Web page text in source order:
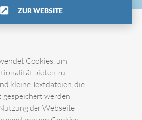
Cookies, um
bieten zu
kleine Textdateien, die
werden.
der Webseite
ZUR WEBSITE